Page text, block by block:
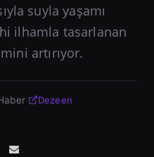
suyla yaşamı
ilhamla tasarlanan
artırıyor.
· Dezeen